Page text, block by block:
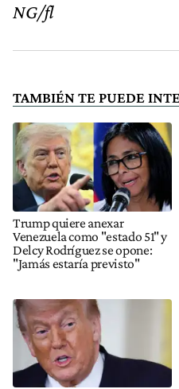
NG/fl
TAMBIÉN TE PUEDE
Trump quiere anexar
Venezuela como "estado 51" y
Delcy Rodríguez se opone:
"Jamás estaría previsto"